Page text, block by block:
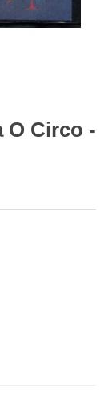
O Circo -